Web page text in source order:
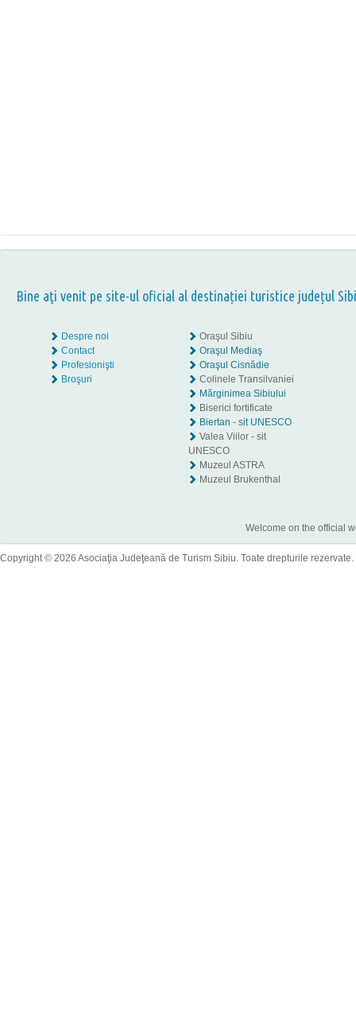
Bine aţi venit pe site-ul oficial al destinației turistice județul
Despre noi
Contact
Profesionişti
Broşuri
Oraşul Sibiu
Oraşul Mediaş
Oraşul Cisnădie
Colinele Transilvaniei
Mărginimea Sibiului
Biserici fortificate
Biertan - sit UNESCO
Valea Viilor - sit
UNESCO
Muzeul ASTRA
Muzeul Brukenthal
Welcome on the official
Copyright © 2026 Asociaţia Judeţeană de Turism Sibiu. Toate drepturile rezervate.